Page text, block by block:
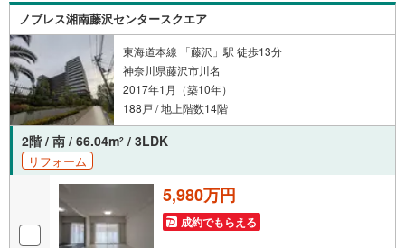
くは営業スタッフよりお伝えさせて頂きます。なんでもお
気軽にお申し付けくださいませ。
ノブレス湘南藤沢センタースクエア
東海道本線 「藤沢」駅 徒歩13分
神奈川県藤沢市川名
2017年1月（築10年）
188戸 / 地上階数14階
2階 / 南 / 66.04m2 / 3LDK
リフォーム
5,980万円
成約でもらえる